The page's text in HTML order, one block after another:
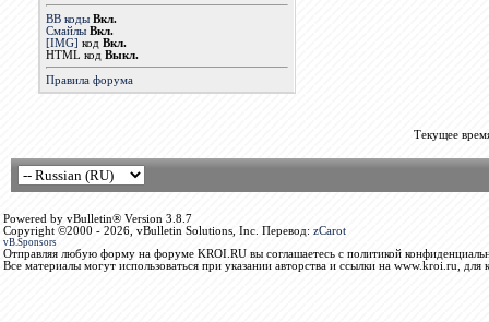
BB коды Вкл.
Смайлы Вкл.
[IMG] код Вкл.
HTML код Выкл.
Правила форума
Текущее
Powered by vBulletin® Version 3.8.7
Copyright ©2000 - 2026, vBulletin Solutions, Inc. Перевод: zCarot
vB.Sponsors
Отправляя любую форму на форуме KROI.RU вы соглашаетесь с политикой
Все материалы могут использоваться при указании авторства и ссылки на www.kroi.ru, для